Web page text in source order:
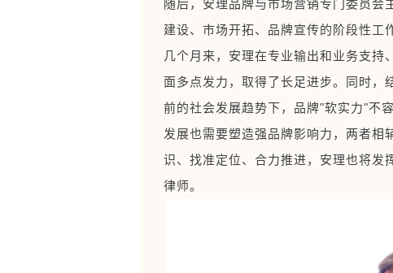
随后，安理品牌与市场营销专门委员会
建设、市场开拓、品牌宣传的阶段性工
几个月来，安理在专业输出和业务支持
面多点发力，取得了长足进步。同时，
前的社会发展趋势下，品牌"软实力"不
发展也需要塑造强品牌影响力，两者相
识、找准定位、合力推进，安理也将发
律师。